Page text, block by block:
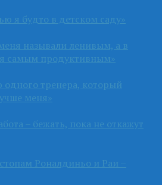
я будто в детском саду»
называли ленивым, а в
самым продуктивным»
одного тренера, который
меня»
– бежать, пока не откажут
Роналдиньо и Раи –